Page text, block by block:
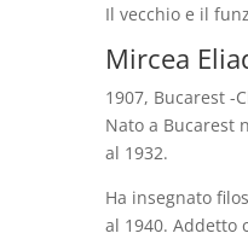
Il vecchio e il
Mircea
1907, Bucarest -
Nato a Bucarest
al 1932.
Ha insegnato
al 1940. Addetto